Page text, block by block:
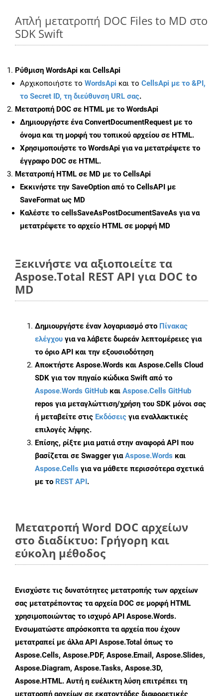
Απλή μετατροπή DOC Files to MD στο
SDK Swift
Ρύθμιση WordsApi και CellsApi
Αρχικοποιήστε το WordsApi και το CellsApi με το &PI,
το Secret ID, τη διεύθυνση URL σας.
Μετατροπή DOC σε HTML με το WordsApi
Δημιουργήστε έναConvertDocumentRequest με το
όνομα και τη μορφή του τοπικού αρχείου σε HTML.
Χρησιμοποιήστε το WordsApi για να μετατρέψετε το
έγγραφο DOC σε HTML.
Μετατροπή HTML σε MD με το CellsApi
Εκκινήστε την SaveOption από το CellsAPI με
SaveFormat ως MD
Καλέστε το cellsSaveAsPostDocumentSaveAs για να
μετατρέψετε το αρχείο HTML σε μορφή MD
Ξεκινήστε να αξιοποιείτε τα
Aspose.Total REST API για DOC to
MD
Δημιουργήστε έναν λογαριασμό στο Πίνακας
ελέγχου για να λάβετε δωρεάν λεπτομέρειες για
το όριο API και την εξουσιοδότηση
Αποκτήστε Aspose.Words και Aspose.Cells Cloud
SDK για τον πηγαίο κώδικα Swift από το
Aspose.Words GitHub και Aspose.Cells GitHub
repos για μεταγλώττιση/χρήση του SDK μόνοι σας
ή μεταβείτε στις Εκδόσεις για εναλλακτικές
επιλογές λήψης.
Επίσης, ρίξτε μια ματιά στην αναφορά API που
βασίζεται σε Swagger γιαAspose.Words και
Aspose.Cells για να μάθετε περισσότερα σχετικά
με το REST API.
Μετατροπή Word DOC αρχείων
στο διαδίκτυο: Γρήγορη και
εύκολη μέθοδος
Ενισχύστε τις δυνατότητες μετατροπής των αρχείων
σας μετατρέποντας τα αρχεία DOC σε μορφή HTML
χρησιμοποιώντας το ισχυρό API Aspose.Words.
Ενσωματώστε απρόσκοπτα τα αρχεία που έχουν
μετατραπεί με άλλα API Aspose.Total όπως το
Aspose.Cells, Aspose.PDF, Aspose.Email, Aspose.Slides,
Aspose.Diagram, Aspose.Tasks, Aspose.3D,
Aspose.HTML. Αυτή η ευέλικτη λύση επιτρέπει τη
μετατροπή αρχείων σε εκατοντάδες διαφορετικές